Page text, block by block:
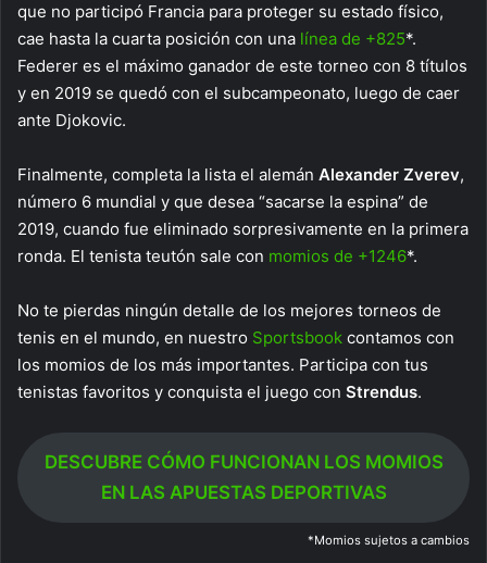
que no participó Francia para proteger su estado físico,
cae hasta la cuarta posición con una línea de +825*.
Federer es el máximo ganador de este torneo con 8 títulos
y en 2019 se quedó con el subcampeonato, luego de caer
ante Djokovic.
Finalmente, completa la lista el alemán Alexander Zverev,
número 6 mundial y que desea “sacarse la espina” de
2019, cuando fue eliminado sorpresivamente en la primera
ronda. El tenista teutón sale con momios de +1246*.
No te pierdas ningún detalle de los mejores torneos de
tenis en el mundo, en nuestro Sportsbook contamos con
los momios de los más importantes. Participa con tus
tenistas favoritos y conquista el juego con Strendus.
DESCUBRE CÓMO FUNCIONAN LOS MOMIOS
EN LAS APUESTAS DEPORTIVAS
*Momios sujetos a cambios